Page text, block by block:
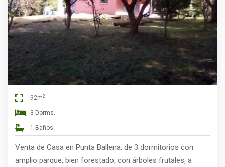
92m2
3 Dorms.
1 Baños
Venta de Casa en Punta Ballena, de 3 dormitorios con
amplio parque, bien forestado, con árboles frutales, a